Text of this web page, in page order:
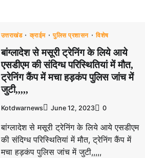
उत्तराखंड क्राईम पुलिस प्रशासन विशेष
बांग्लादेश से मसूरी ट्रेनिंग के लिये आये
एसडीएम की संदिग्ध परिस्थितियां में मौत,
ट्रेनिंग कैंप में मचा हड़कंप पुलिस जांच में
जुटी,,,,,
Kotdwarnews June 12, 2023 0
बांग्लादेश से मसूरी ट्रेनिंग के लिये आये एसडीएम
की संदिग्ध परिस्थितियां में मौत, ट्रेनिंग कैंप में
मचा हड़कंप पुलिस जांच में जुटी,,,,,